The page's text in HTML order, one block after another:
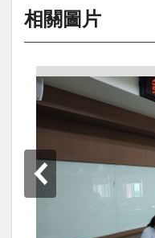
相關圖片